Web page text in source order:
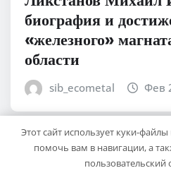
биография и
«железного»
области
sib_ecometal Фев
UNCATEGORISED
Этот сайт использует куки-
помочь вам в навигации, а
пользовательский